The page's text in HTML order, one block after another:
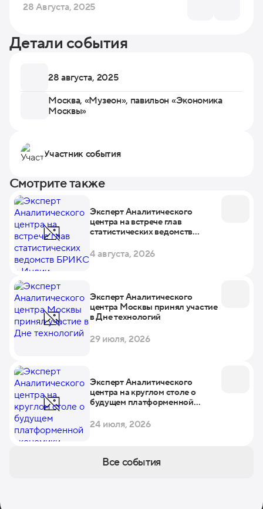
28 Августа, 2025
Детали события
28 августа, 2025
Москва, «Музеон», павильон «Экономика
Москвы»
Участник события
Смотрите также
Эксперт Аналитического
центра на встрече глав
статистических ведомств
4 августа, 2026
Эксперт Аналитического
центра Москвы принял участие
в Дне технологий
29 июля, 2026
Эксперт Аналитического
центра на круглом столе о
будущем платформенной
24 июля, 2026
Все события